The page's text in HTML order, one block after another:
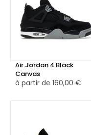
Air Jordan 4 Black
Canvas
à partir de 160,00 €